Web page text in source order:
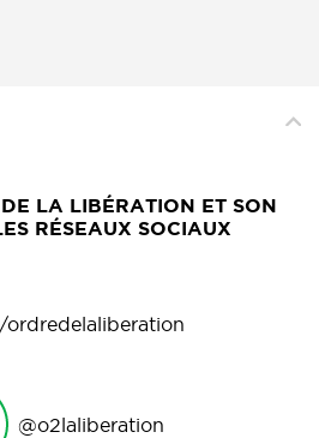
LA LIBÉRATION ET SON
RÉSEAUX SOCIAUX
/ordredelaliberation
@o2laliberation